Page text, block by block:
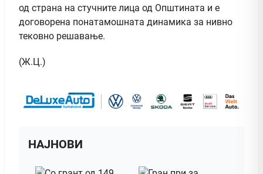
од страна на стучните лица од Oпштината и е
договорена понатамошната динамика за нивно
тековно решавање.
(Ж.Ц.)
НАЈНОВИ